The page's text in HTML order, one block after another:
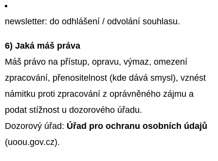
newsletter: do odhlášení / odvolání souhlasu.
6) Jaká máš práva
Máš právo na přístup, opravu, výmaz, omezení
zpracování, přenositelnost (kde dává smysl), vznést
námitku proti zpracování z oprávněného zájmu a
podat stížnost u dozorového úřadu.
Dozorový úřad: Úřad pro ochranu osobních údajů
(uoou.gov.cz).